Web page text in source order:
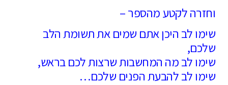
וחזרה לקטע מהספר –
שימו לב היכן אתם שמים את תשומת הלב
שלכם,
שימו לב מה המחשבות שרצות לכם בראש,
שימו לב להבעת הפנים שלכם…